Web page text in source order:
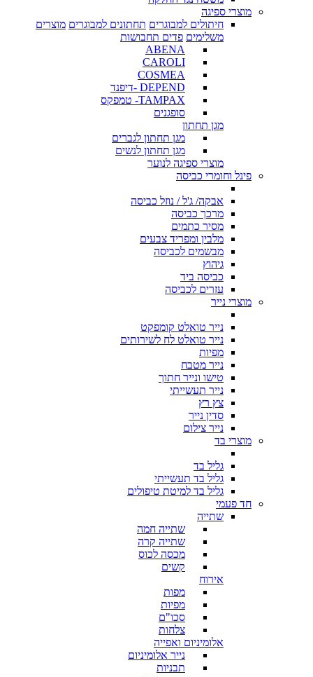
מוצרי ספיגה
חיתולים למבוגרים תחתונים למבוגרים מוצרים
משלימים פדים תחבושות
ABENA
CAROLI
COSMEA
DEPEND -דיפנד
TAMPAX- טמפקס
סופגנים
מגן תחתון
מגן תחתון לגברים
מגן תחתון לנשים
מוצרי ספיגה לנוער
פינל וחומרי כביסה
אבקה/ ג'ל / נוזל כביסה
מרכך כביסה
מסיר כתמים
מלבין ומפריד צבעים
מבשמים לכביסה
גיהוץ
כביסה ביד
עזרים לכביסה
מוצרי נייר
נייר טואלט קומפקט
נייר טואלט לח לשירותים
מפיות
נייר מטבח
טישו ונייר חתוך
נייר תעשייתי
צץ רץ
סדין נייר
נייר צילום
מוצרי בד
גליל בד
גליל בד תעשייתי
גליל בד למיטת טיפולים
חד פעמי
שתייה
שתייה חמה
שתייה קרה
מכסה לכוס
קשים
אירוח
מפות
מפיות
סכו"ם
צלחות
אלומיניום ואפייה
נייר אלומיניום
תבניות